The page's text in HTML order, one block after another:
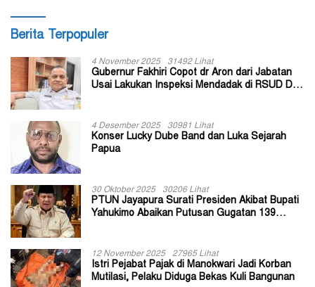
Berita Terpopuler
4 November 2025 31492 Lihat
Gubernur Fakhiri Copot dr Aron dari Jabatan
Usai Lakukan Inspeksi Mendadak di RSUD Dok
4 Desember 2025 30981 Lihat
Konser Lucky Dube Band dan Luka Sejarah
Papua
30 Oktober 2025 30206 Lihat
PTUN Jayapura Surati Presiden Akibat Bupati
Yahukimo Abaikan Putusan Gugatan 139
12 November 2025 27965 Lihat
Istri Pejabat Pajak di Manokwari Jadi Korban
Mutilasi, Pelaku Diduga Bekas Kuli Bangunan